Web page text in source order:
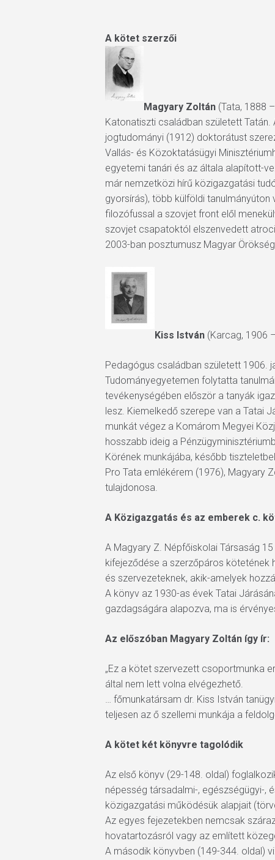
Hit enter to search or ESC to close
A kötet szerzői
Magyary Zoltán (Tata, 1888
Katonatiszti családban született
jogtudományi (1912) doktorátust
Vallás- és Közoktatásügyi
egyetemi tanári és az általa alapított-
már nemzetközi hírű közigazgatási
gyorsírás), több külföldi
filozófussal a szovjet front elől
szovjet csapatoktól elszenvedett
2003-ban posztumusz Magyar
Kiss István (Karcag, 1906
Pedagógus családban született 1906.
Tudományegyetemen folytatta
tevékenységében először a tanyák
lesz. Kiemelkedő szerepe van a Tatai
munkát végez a Komárom Megyei
hosszabb ideig a
Körének munkájába, később
Pro Tata emlékérem (1976), Magyary
tulajdonosa.
A Közigazgatás és az emberek c.
A Magyary Z. Népfőiskolai Társaság
kifejeződése a szerzőpáros kötetének
és szervezeteknek, akik-amelyek
A könyv az 1930-as évek Tatai
gazdagságára alapozva, ma is
Az előszóban Magyary Zoltán így ír:
„Ez a kötet szervezett csoportmunka
által nem lett volna elvégezhető.
… főmunkatársam dr. Kiss István
teljesen az ő szellemi munkája a
A kötet két könyvre tagolódik
Az első könyv (29-148. oldal)
népesség társadalmi-, egészségügyi-,
közigazgatási működésük alapjait
Az egyes fejezetekben nemcsak
hovatartozásról vagy az említett
A második könyvben (149-344. oldal)